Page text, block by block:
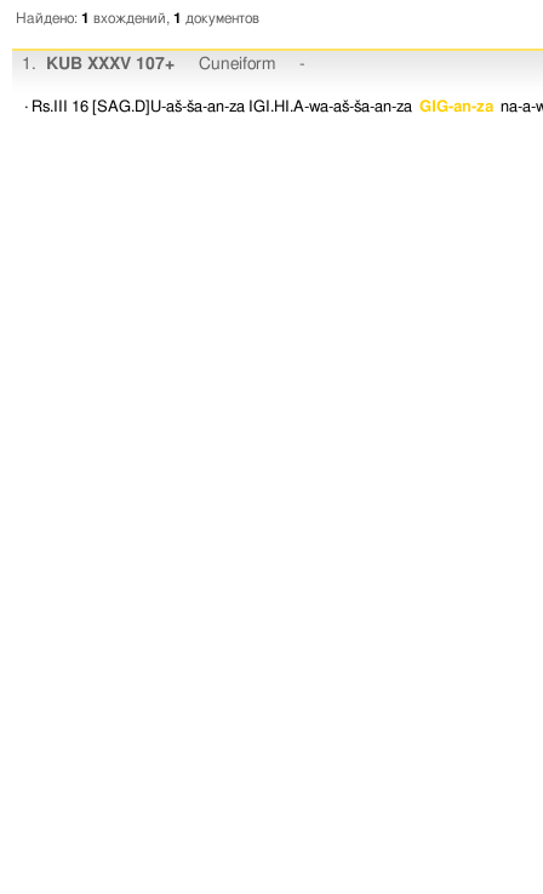
Найдено: 1 вхождений, 1 документов
1. KUB XXXV 107+ Cuneiform -
· Rs.III 16 [SAG.D]U-aš-ša-an-za IGI.HI.A-wa-aš-ša-an-za GIG-an-za na-a-